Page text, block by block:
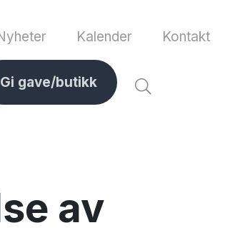
Kalender Kontakt
Gi gave/butikk
av